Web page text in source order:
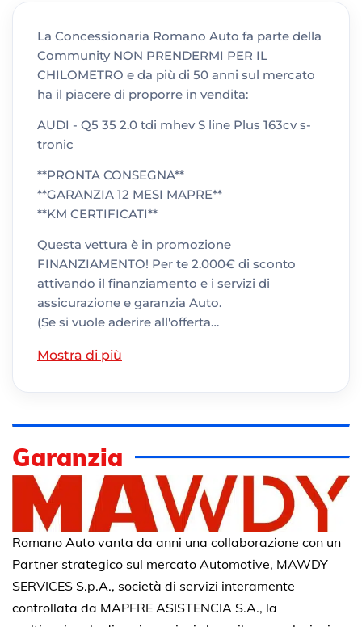
La Concessionaria Romano Auto fa parte della
Community NON PRENDERMI PER IL
CHILOMETRO e da più di 50 anni sul mercato
ha il piacere di proporre in vendita:
AUDI - Q5 35 2.0 tdi mhev S line Plus 163cv s-
tronic
**PRONTA CONSEGNA**
**GARANZIA 12 MESI MAPRE**
**KM CERTIFICATI**
Questa vettura è in promozione
FINANZIAMENTO! Per te 2.000€ di sconto
attivando il finanziamento e i servizi di
assicurazione e garanzia Auto.
(Se si vuole aderire all'offerta…
Mostra di più
Garanzia
Romano Auto vanta da anni una collaborazione con un
Partner strategico sul mercato Automotive, MAWDY
SERVICES S.p.A., società di servizi interamente
controllata da MAPFRE ASISTENCIA S.A., la